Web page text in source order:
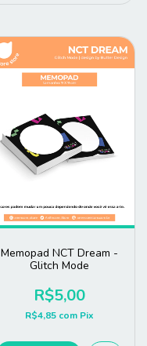
Memopad NCT Dream -
Glitch Mode
R$5,00
R$4,85 com Pix